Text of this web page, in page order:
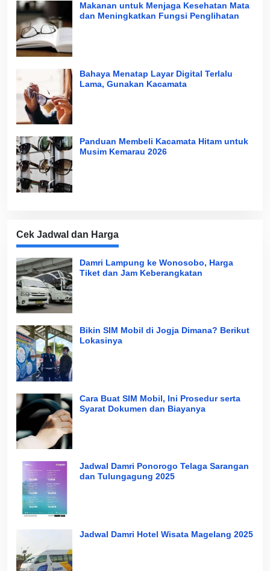
Makanan untuk Menjaga Kesehatan Mata
dan Meningkatkan Fungsi Penglihatan
Bahaya Menatap Layar Digital Terlalu
Lama, Gunakan Kacamata
Panduan Membeli Kacamata Hitam untuk
Musim Kemarau 2026
Cek Jadwal dan Harga
Damri Lampung ke Wonosobo, Harga
Tiket dan Jam Keberangkatan
Bikin SIM Mobil di Jogja Dimana? Berikut
Lokasinya
Cara Buat SIM Mobil, Ini Prosedur serta
Syarat Dokumen dan Biayanya
Jadwal Damri Ponorogo Telaga Sarangan
dan Tulungagung 2025
Jadwal Damri Hotel Wisata Magelang 2025